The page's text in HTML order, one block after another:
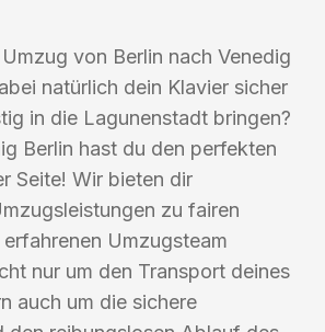
von Berlin nach Venedig
natürlich dein Klavier sicher
in die Lagunenstadt bringen?
Berlin hast du den perfekten
Seite! Wir bieten dir
zu fairen
erfahrenen Umzugsteam
nur um den Transport deines
auch um die sichere